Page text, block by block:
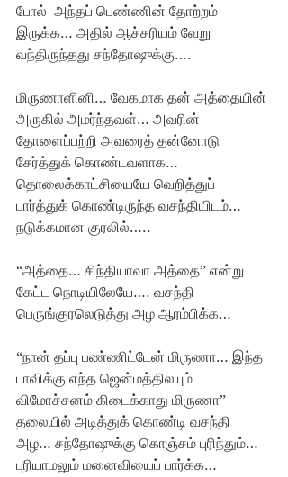
போல்  அந்தப் பெண்ணின் தோற்றம்
இருக்க… அதில் ஆச்சரியம் வேறு
வந்திருந்தது சந்தோஷுக்கு….
மிருணாளினி… வேகமாக தன் அத்தையின்
அருகில் அமர்ந்தவள்… அவரின்
தோளைப்பற்றி அவரைத் தன்னோடு
சேர்த்துக் கொண்டவளாக…
தொலைக்காட்சியையே வெறித்துப்
பார்த்துக் கொண்டிருந்த வசந்தியிடம்…
நடுக்கமான குரலில்…..
“அத்தை… சிந்தியாவா அத்தை” என்று
கேட்ட நொடியிலேயே…. வசந்தி
பெருங்குரலெடுத்து அழ ஆரம்பிக்க…
“நான் தப்பு பண்ணிட்டேன் மிருணா… இந்த
பாவிக்கு எந்த ஜென்மத்திலயும்
விமோச்சனம் கிடைக்காது மிருணா”
தலையில் அடித்துக் கொண்டி வசந்தி
அழ… சந்தோஷுக்கு கொஞ்சம் புரிந்தும்…
புரியாமலும் மனைவியைப் பார்க்க…